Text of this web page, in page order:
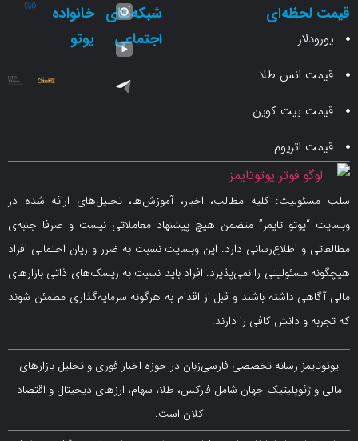
انس طلا
بیت کوین
شبکه‌های خانواده
یوتو
کلیه مطالب، اخبار، آموزش‌ها، تحلیل‌های ارائه شده در
تایمز” متضمن هیچ پیشنهاد معاملاتی نیست و صرفا جنبه‌ی
اطلاع‌رسانی دارد. این وبسایت نسبت به ضرر و زیان احتمالی افراد
را نمی‌پذیرد. افراد باید نسبت به ریسک‌های ذاتی بازارهای
داشته باشند و قبل از اقدام به هرگونه سرمایه‌گذاری مطمئن شوند
دانش کافی را دارند.
رسانه تخصصی فارسی‌زبان در حوزه اخبار فوری و تحلیل بازارهای
جهان شامل فارکس، طلا، سهام، ارزهای دیجیتال و اقتصاد